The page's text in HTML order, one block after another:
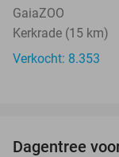
GaiaZOO
Kerkrade (15 km)
Verkocht: 8.353
Dagentree